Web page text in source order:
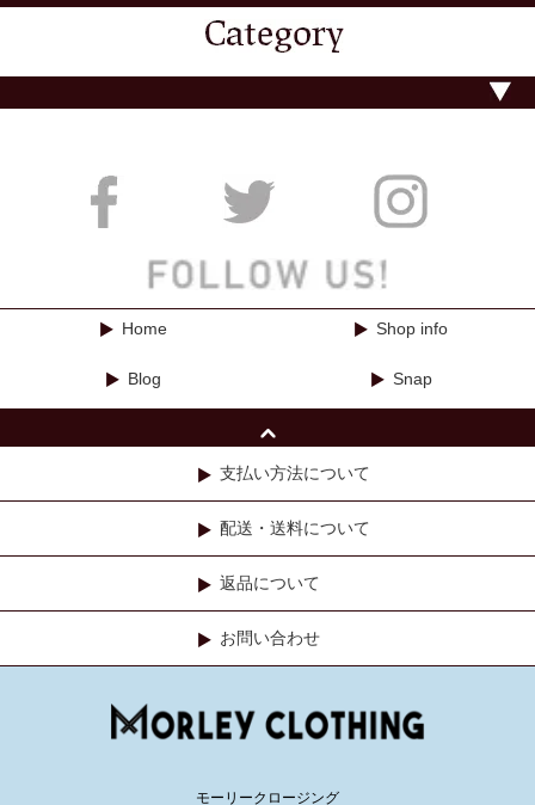
Home Shop info
Blog Snap
支払い方法について
配送・送料について
返品について
お問い合わせ
モーリークロージング